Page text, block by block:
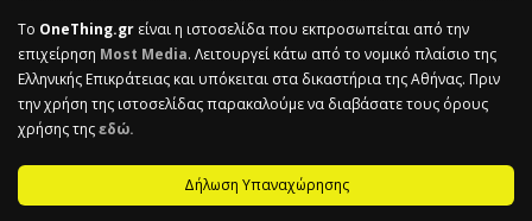
Το OneThing.gr είναι η ιστοσελίδα που εκπροσωπείται από την
επιχείρηση Most Media. Λειτουργεί κάτω από το νομικό πλαίσιο της
Ελληνικής Επικράτειας και υπόκειται στα δικαστήρια της Αθήνας. Πριν
την χρήση της ιστοσελίδας παρακαλούμε να διαβάσατε τους όρους
χρήσης τηςεδώ.
Δήλωση Υπαναχώρησης